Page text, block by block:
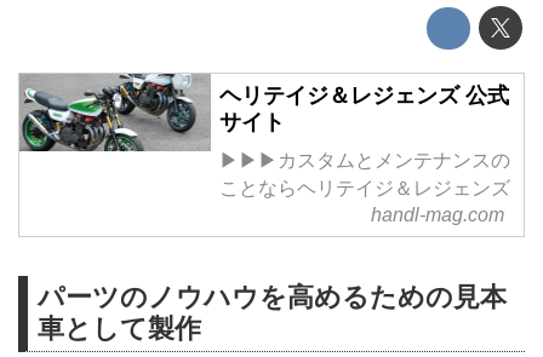
ヘリテイジ＆レジェンズ 公式
サイト
▶▶▶カスタムとメンテナンスの
ことならヘリテイジ＆レジェンズ
handl-mag.com
パーツのノウハウを高めるための見本
車として製作